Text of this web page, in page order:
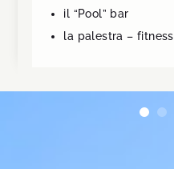
il “Pool” bar
la palestra – fitness